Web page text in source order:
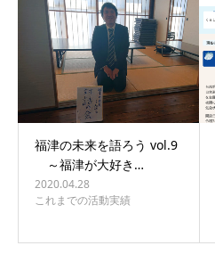
福津の未来を語ろう vol.9
～福津が大好き…
2020.04.28
これまでの活動実績